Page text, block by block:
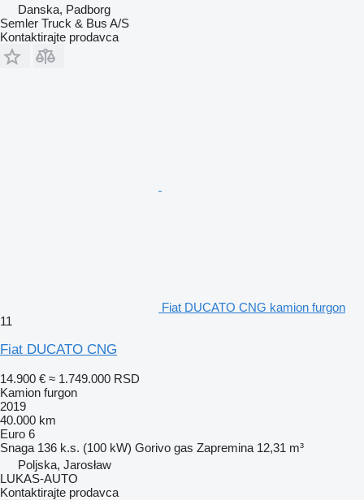
Danska, Padborg
Semler Truck & Bus A/S
Kontaktirajte prodavca
Fiat DUCATO CNG kamion furgon
11
Fiat DUCATO CNG
14.900 € ≈ 1.749.000 RSD
Kamion furgon
2019
40.000 km
Euro 6
Snaga 136 k.s. (100 kW) Gorivo gas Zapremina 12,31 m³
Poljska, Jarosław
LUKAS-AUTO
Kontaktirajte prodavca